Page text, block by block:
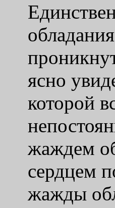
ясно
которой
жаждем
сердцем
жажды